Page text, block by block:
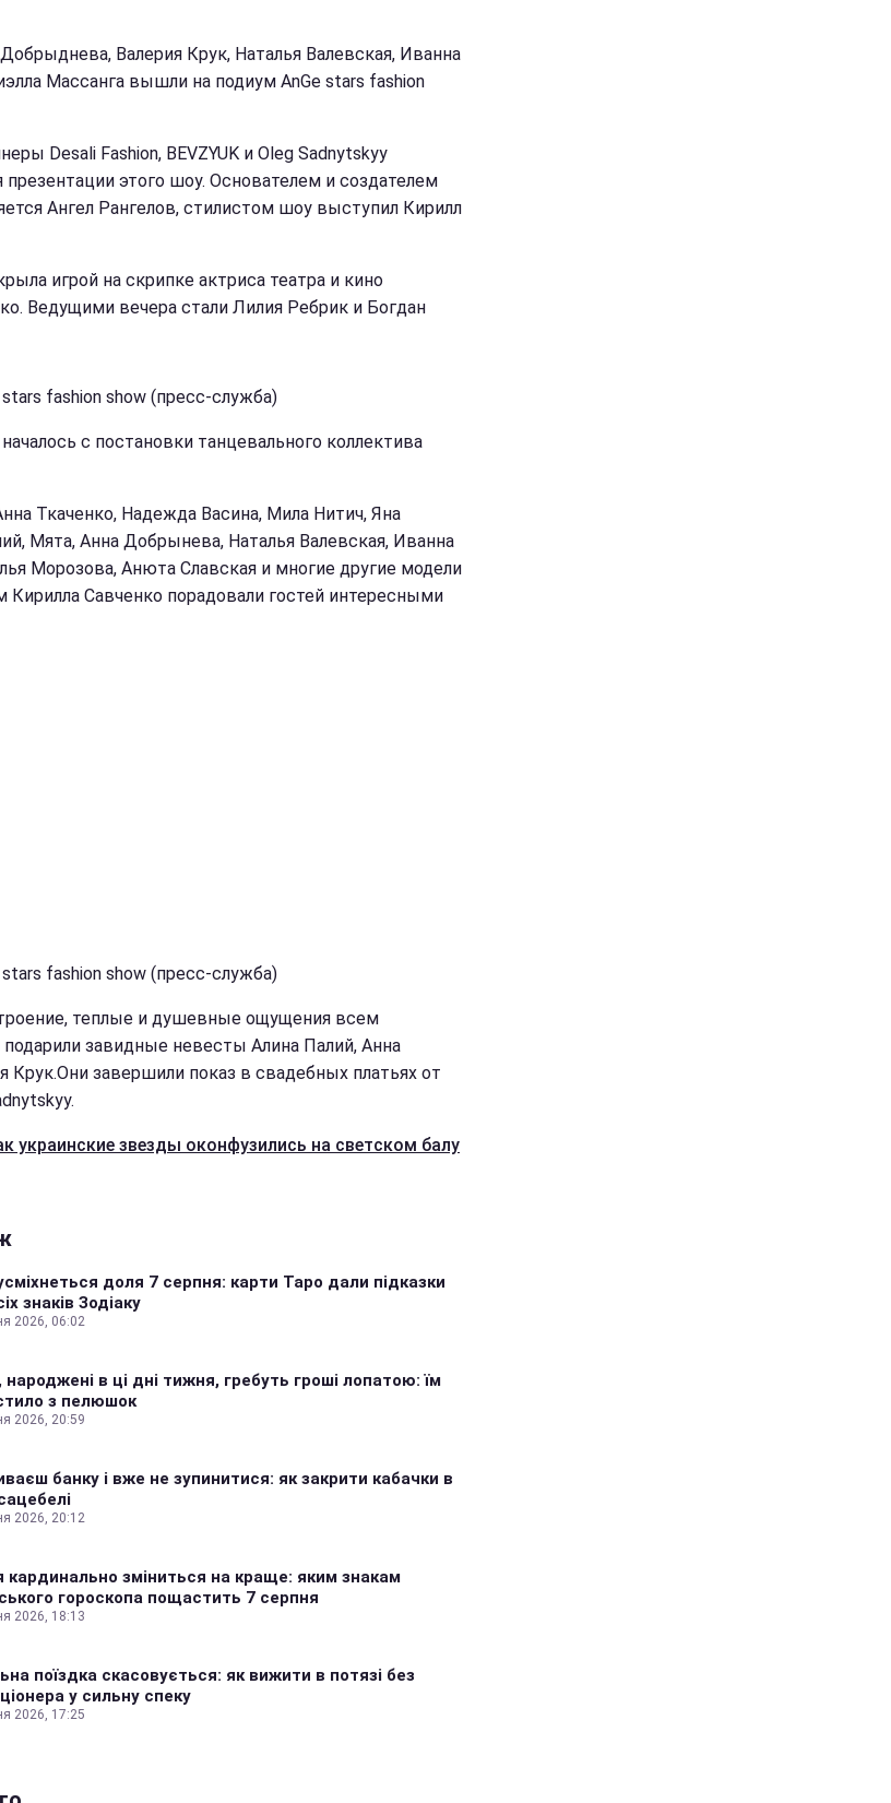
Валерия Крук, Наталья Валевская, Иванна
Массанга вышли на подиум AnGe stars fashion
Desali Fashion, BEVZYUK и Oleg Sadnytskyy
презентации этого шоу. Основателем и создателем
Ангел Рангелов, стилистом шоу выступил Кирилл
игрой на скрипке актриса театра и кино
Ведущими вечера стали Лилия Ребрик и Богдан
fashion show (пресс-служба)
с постановки танцевального коллектива
Ткаченко, Надежда Васина, Мила Нитич, Яна
Мята, Анна Добрынева, Наталья Валевская, Иванна
Морозова, Анюта Славская и многие другие модели
Кирилла Савченко порадовали гостей интересными
fashion show (пресс-служба)
теплые и душевные ощущения всем
завидные невесты Алина Палий, Анна
Крук.Они завершили показ в свадебных платьях от
украинские звезды оконфузились на светском балу
доля 7 серпня: карти Таро дали підказки
знаків Зодіаку
2026, 06:02
в ці дні тижня, гребуть гроші лопатою: їм
з пелюшок
2026, 20:59
банку і вже не зупинитися: як закрити кабачки в
2026, 20:12
кардинально зміниться на краще: яким знакам
гороскопа пощастить 7 серпня
2026, 18:13
поїздка скасовується: як вижити в потязі без
у сильну спеку
2026, 17:25